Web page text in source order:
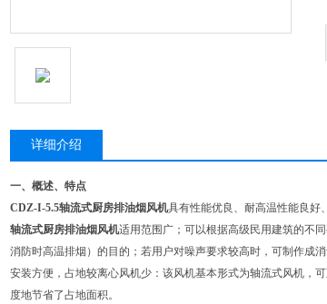
详细介绍
一、概述、特点
CDZ-I-5.5轴流式厨房排油烟风机具有性能优良、耐高温性能良好
轴流式厨房排油烟风机适用范围广；可以根据高级民用建筑的不
消防时高温排烟）的目的；若用户对噪声要求较高时，可制作成消
安装方便，占地较离心风机少：该风机基本形式为轴流式风机，
度地节省了占地面积。